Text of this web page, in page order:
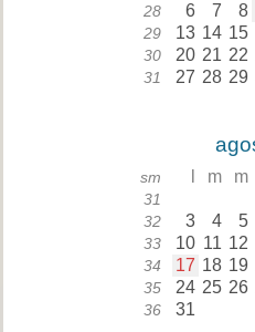
28 6 7 8
29 13 14 15
30 20 21 22
31 27 28 29
sm m m
31
32 3 4 5
33 10 11 12
34 17 18 19
35 24 25 26
36 31